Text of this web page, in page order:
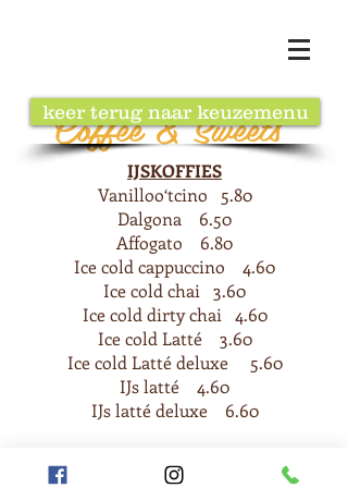
Coffee & Sweets
keer terug naar keuzemenu
IJSKOFFIES
Vanilloo‘tcino 5.80
Dalgona 6.50
Affogato 6.80
Ice cold cappuccino 4.60
Ice cold chai 3.60
Ice cold dirty chai 4.60
Ice cold Latté 3.60
Ice cold Latté deluxe 5.60
IJs latté 4.60
IJs latté deluxe 6.60